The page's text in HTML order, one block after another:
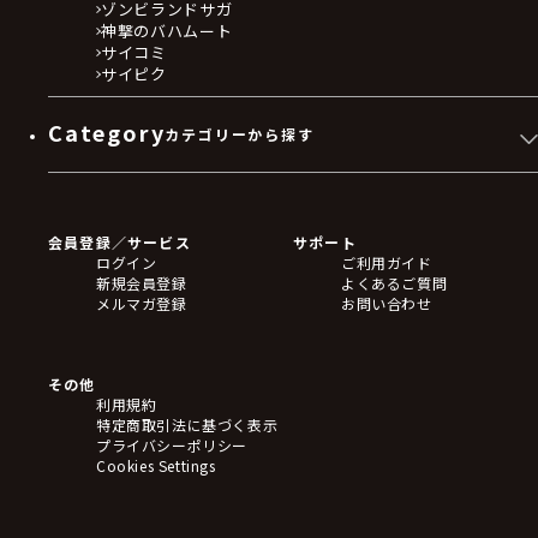
ゾンビランドサガ
神撃のバハムート
サイコミ
サイピク
Categoryカテゴリーから探す
フィギュア
アクリルスタンド
バッジ
キーホルダー・ストラップ
ステッカー・シール・カード
タペストリー・ポスター
アームサポーター
ブレードホルダー
会員登録／サービス
ログイン
新規会員登録
メルマガ登録
サポート
ご利用ガイド
よくあるご質問
お問い合わせ
その他
利用規約
特定商取引法に基づく表示
プライバシーポリシー
Cookies Settings